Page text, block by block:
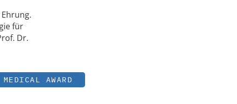
für
Dr.
MEDICAL AWARD